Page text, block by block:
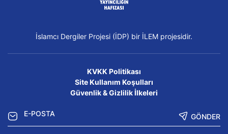
İslamcı Dergiler Projesi (İDP) bir İLEM projesidir.
KVKK Politikası
Site Kullanım Koşulları
Güvenlik & Gizlilik İlkeleri
GÖNDER